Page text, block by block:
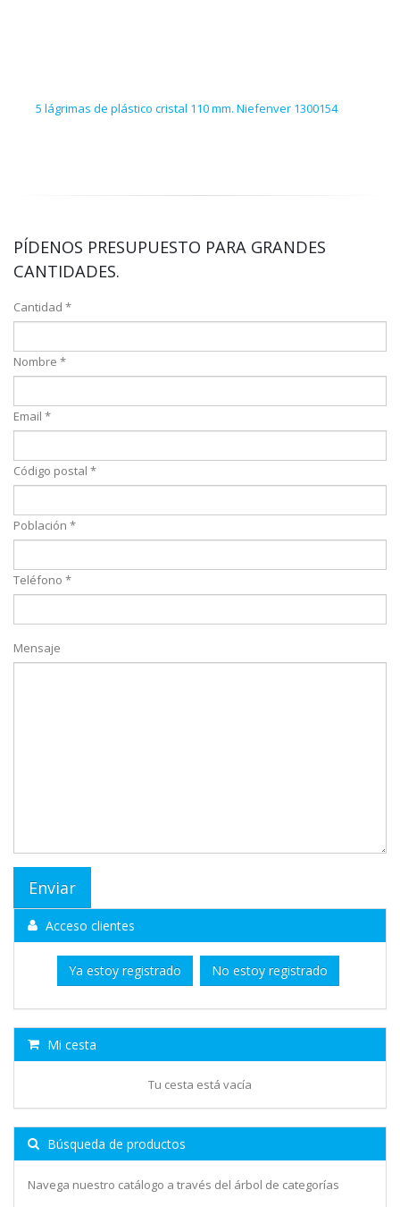
5 lágrimas de plástico cristal 110 mm. Niefenver 1300154
PÍDENOS PRESUPUESTO PARA GRANDES
CANTIDADES.
Cantidad *
Nombre *
Email *
Código postal *
Población *
Teléfono *
Mensaje
Acceso clientes
Ya estoy registrado No estoy registrado
Mi cesta
Tu cesta está vacía
Búsqueda de productos
Navega nuestro catálogo a través del árbol de categorías